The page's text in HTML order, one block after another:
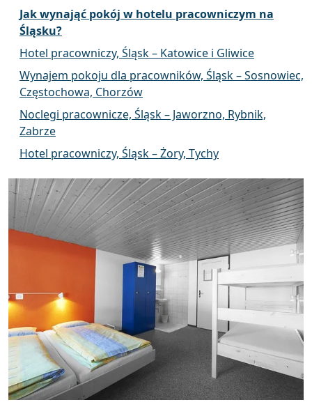
Jak wynająć pokój w hotelu pracowniczym na
Śląsku?
Hotel pracowniczy, Śląsk – Katowice i Gliwice
Wynajem pokoju dla pracowników, Śląsk – Sosnowiec,
Częstochowa, Chorzów
Noclegi pracownicze, Śląsk – Jaworzno, Rybnik,
Zabrze
Hotel pracowniczy, Śląsk – Żory, Tychy